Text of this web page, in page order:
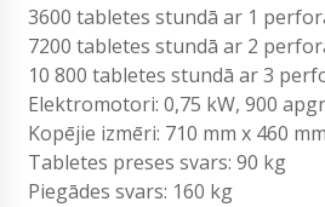
3600 tabletes stundā ar 1
7200 tabletes stundā ar 2
10 800 tabletes stundā ar 3
Elektromotori: 0,75 kW, 900
Kopējie izmēri: 710 mm x 460
Tabletes preses svars: 90 kg
Piegādes svars: 160 kg